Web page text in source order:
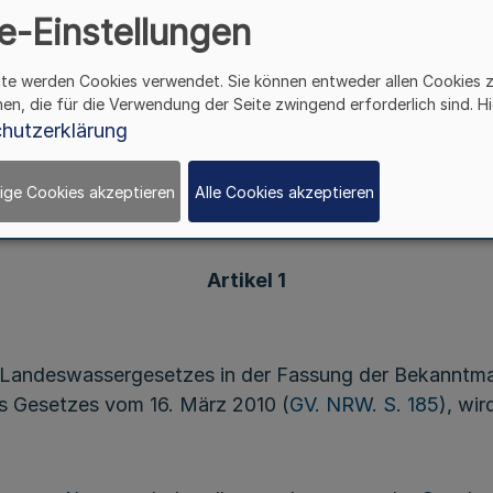
für Klimaschutz, Umwelt,
Natur- und Verbraucherschutz
Artikel 1
in der Fassung der
vom 16. März 2010 (GV. NRW. S. 185),
Einstellungen
werden Cookies verwendet. Sie können entweder allen Cookies
die für die Verwendung der Seite zwingend erforderlich sind.
Cookies akzeptieren Alle Cookies akzeptieren